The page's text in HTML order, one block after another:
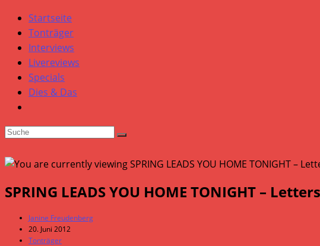
Startseite
Tonträger
Interviews
Livereviews
Specials
Dies & Das
SPRING LEADS YOU HOME TONIGHT –
Beitrags-
Autor:
Janine Freudenberg
Beitrag
veröffentlicht:
20. Juni 2012
Beitrags-
Tonträger